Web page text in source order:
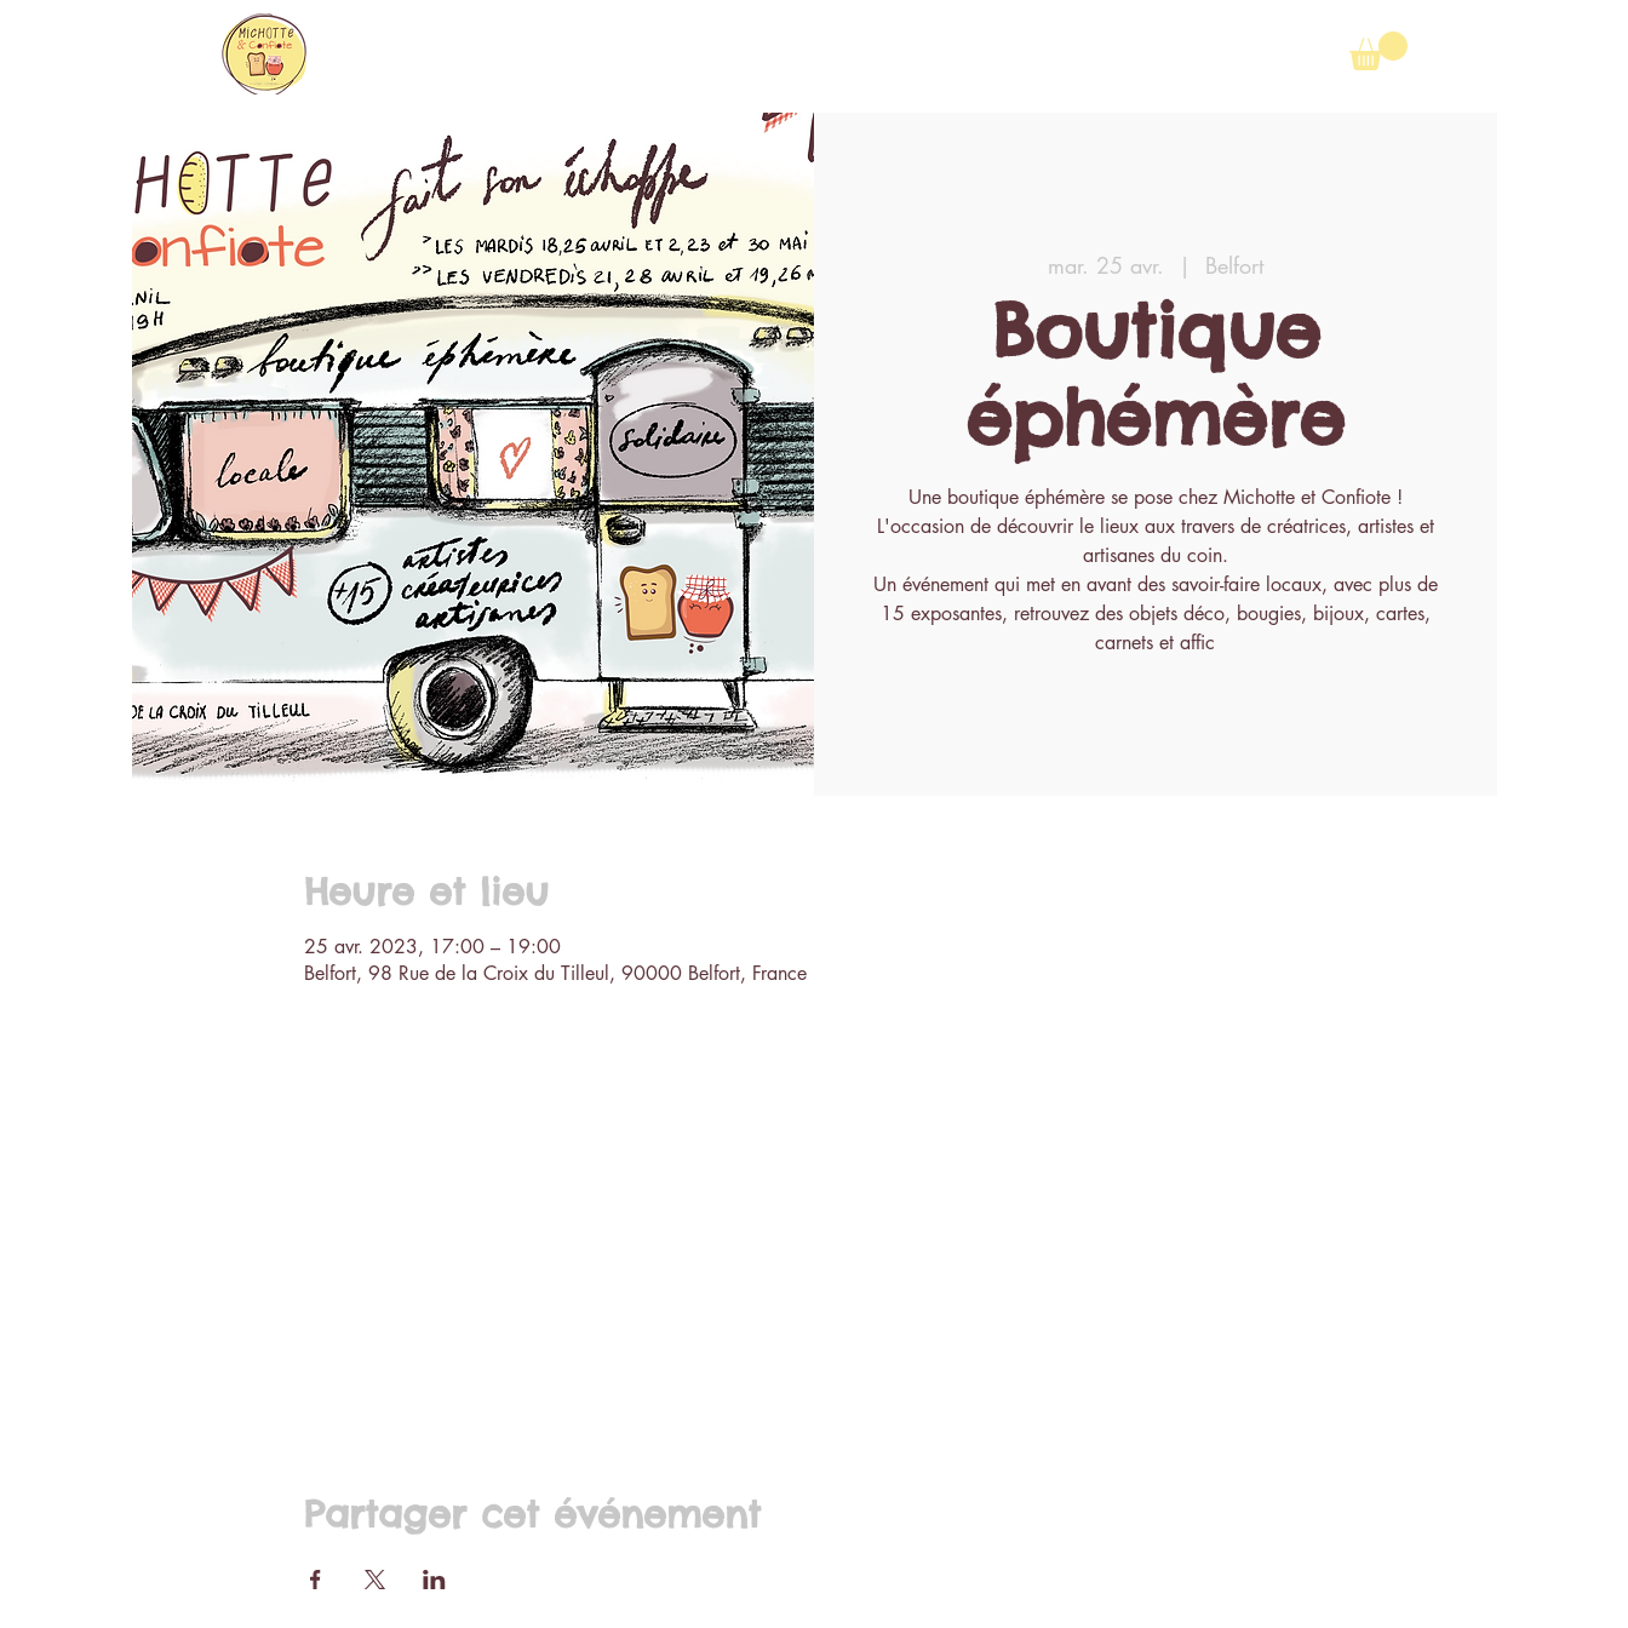
mar. 25 avr.
  |
Belfort
Boutique
éphémère
Une boutique éphémère se pose chez Michotte et Confiote !
L'occasion de découvrir le lieux aux travers de créatrices, artistes et
artisanes du coin.
Un événement qui met en avant des savoir-faire locaux, avec plus de
15 exposantes, retrouvez des objets déco, bougies, bijoux, cartes,
carnets et affic
Heure et lieu
25 avr. 2023, 17:00 – 19:00
Belfort, 98 Rue de la Croix du Tilleul, 90000 Belfort, France
Partager cet événement